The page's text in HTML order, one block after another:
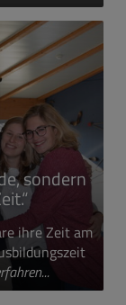
sondern
ihre Zeit am